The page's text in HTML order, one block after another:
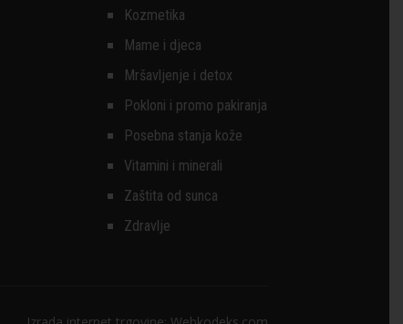
Kozmetika
Mame i djeca
Mršavljenje i detox
Pokloni i promo pakiranja
Posebna stanja kože
Vitamini i minerali
Zaštita od sunca
Zdravlje